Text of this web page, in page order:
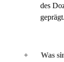
des
geprägt.
Was